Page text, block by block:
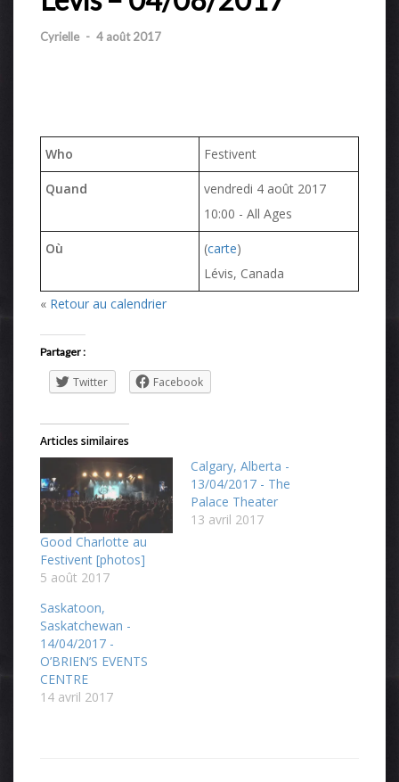
Cyrielle - 4 août 2017
Who Festivent
Quand
vendredi 4 août 2017
10:00 - All Ages
Où (carte)
Lévis, Canada
« Retour au calendrier
Partager :
Twitter Facebook
Articles similaires
Good Charlotte au
Festivent [photos]
5 août 2017
Calgary, Alberta -
13/04/2017 - The
Palace Theater
13 avril 2017
Saskatoon,
Saskatchewan -
14/04/2017 -
O’BRIEN’S EVENTS
CENTRE
14 avril 2017